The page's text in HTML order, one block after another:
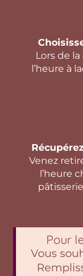
Lors de
l’heure à
Venez
l’heure
Pour
Vous